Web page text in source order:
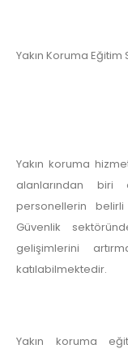
Yakın Koruma Eğitim
Yakın koruma
alanlarından
personellerin
Güvenlik
gelişimlerini
katılabilmektedir.
Yakın koruma